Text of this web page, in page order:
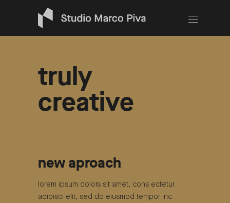
truly
creative
new aproach
lorem ipsum dolors sit amet, cons ectetur
adipisci elit, sed do eiusmod tempor inc